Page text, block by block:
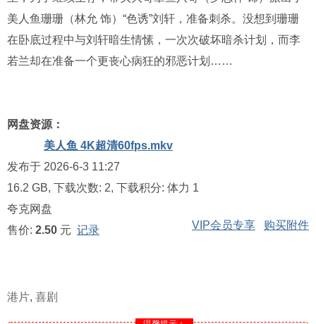
美人鱼珊珊（林允 饰）“色诱”刘轩，准备刺杀。没想到珊珊
在卧底过程中与刘轩暗生情愫，一次次破坏暗杀计划，而李
若兰却在准备一个更丧心病狂的邪恶计划……
网盘资源：
美人鱼 4K超清60fps.mkv
发布于 2026-6-3 11:27
16.2 GB, 下载次数: 2, 下载积分: 体力 1
夸克网盘
售价: 2.50 元 记录 VIP会员专享 购买附件
港片, 喜剧